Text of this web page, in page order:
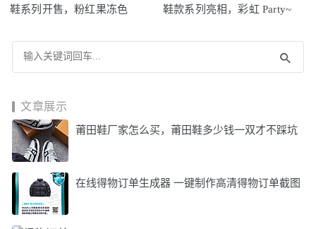
鞋系列开售，粉红果冻色
鞋款系列亮相，彩虹 Party~
文章展示
莆田鞋厂家怎么买，莆田鞋多少钱一双才不踩坑
在线得物订单生成器 一键制作高清得物订单截图